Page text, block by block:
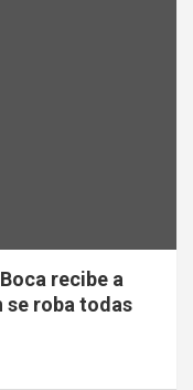
recibe a
se roba todas